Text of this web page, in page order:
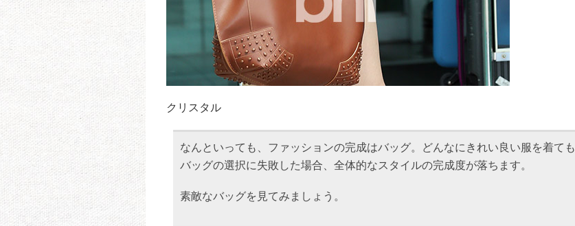
クリスタル
なんといっても、ファッションの完成はバッグ。どんなにきれい良い服を着ても
バッグの選択に失敗した場合、全体的なスタイルの完成度が落ちます。
素敵なバッグを見てみましょう。